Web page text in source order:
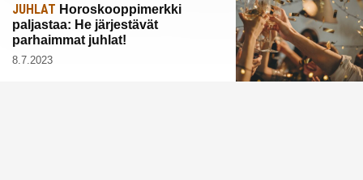
JUHLAT Horoskooppimerkki
paljastaa: He järjestävät
parhaimmat juhlat!
8.7.2023